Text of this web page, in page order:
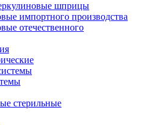
шприцы
импортного производства
отечественного
стерильные